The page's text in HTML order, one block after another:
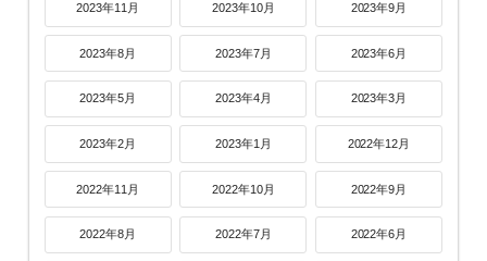
2023年11月 2023年10月 2023年9月
2023年8月 2023年7月 2023年6月
2023年5月 2023年4月 2023年3月
2023年2月 2023年1月 2022年12月
2022年11月 2022年10月 2022年9月
2022年8月 2022年7月 2022年6月